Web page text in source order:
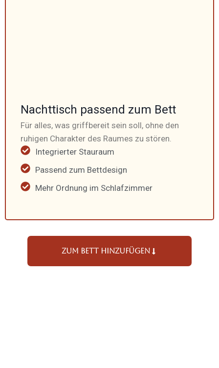
Nacht­tisch passend zum Bett
Für alles, was griff­bereit sein soll, ohne den
ruhigen Charakter des Raumes zu stören.
Integrierter Stauraum
Passend zum Bettdesign
Mehr Ordnung im Schlaf­zimmer
Zum Bett hinzu­fügen